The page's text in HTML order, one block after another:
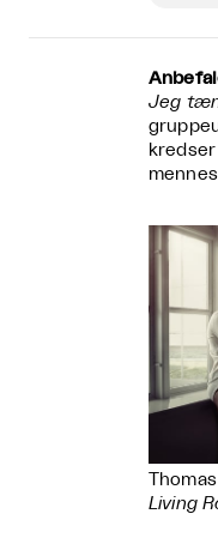
Jeg
Living